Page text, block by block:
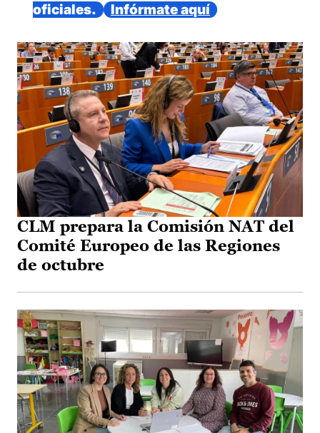
oficiales.
Infórmate aquí
CLM prepara la Comisión NAT del
Comité Europeo de las Regiones
de octubre